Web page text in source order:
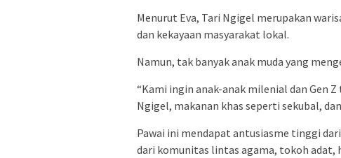
Menurut Eva, Tari Ngigel merupakan
dan kekayaan masyarakat lokal.
Namun, tak banyak anak muda yang
“Kami ingin anak-anak milenial dan Gen
Ngigel, makanan khas seperti sekubal,
Pawai ini mendapat antusiasme tinggi
dari komunitas lintas agama, tokoh adat,